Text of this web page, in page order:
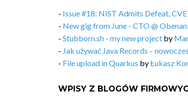
- Issue #18: NIST Admits Defeat,
- New gig from June - CTO @
- Stubborn.sh - my new project by
- Jak używać Java Records –
- File upload in Quarkus byŁukasz
WPISY Z BLOGÓW